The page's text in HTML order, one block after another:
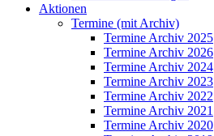
Aktionen
Termine (mit Archiv)
Termine Archiv 2025
Termine Archiv 2026
Termine Archiv 2024
Termine Archiv 2023
Termine Archiv 2022
Termine Archiv 2021
Termine Archiv 2020